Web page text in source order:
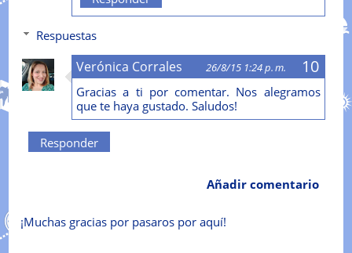
Respuestas
Verónica Corrales 26/8/15 1:24 p. m.
Gracias a ti por comentar. Nos alegramos
que te haya gustado. Saludos!
Responder
Añadir comentario
¡Muchas gracias por pasaros por aquí!